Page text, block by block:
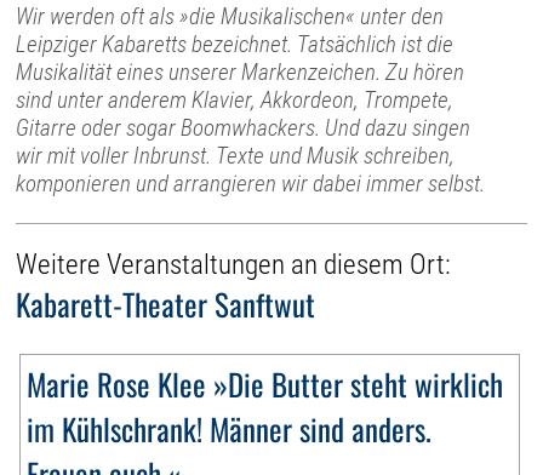
Wir werden oft als »die Musikalischen« unter den
Leipziger Kabaretts bezeichnet. Tatsächlich ist die
Musikalität eines unserer Markenzeichen. Zu hören
sind unter anderem Klavier, Akkordeon, Trompete,
Gitarre oder sogar Boomwhackers. Und dazu singen
wir mit voller Inbrunst. Texte und Musik schreiben,
komponieren und arrangieren wir dabei immer selbst.
Weitere Veranstaltungen an diesem Ort:
Kabarett-Theater Sanftwut
Marie Rose Klee »Die Butter steht wirklich
im Kühlschrank! Männer sind anders.